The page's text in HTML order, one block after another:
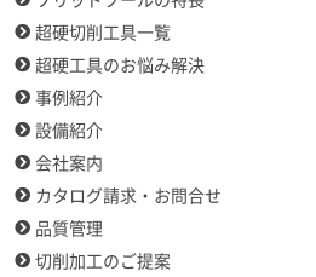
超硬切削工具一覧
超硬工具のお悩み解決
事例紹介
設備紹介
会社案内
カタログ請求・お問合せ
品質管理
切削加工のご提案